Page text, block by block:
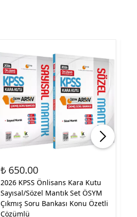
₺ 650.00
2026 KPSS Önlisans Kara Kutu
Sayısal/Sözel Mantık Set ÖSYM
Çıkmış Soru Bankası Konu Özetli
Çözümlü